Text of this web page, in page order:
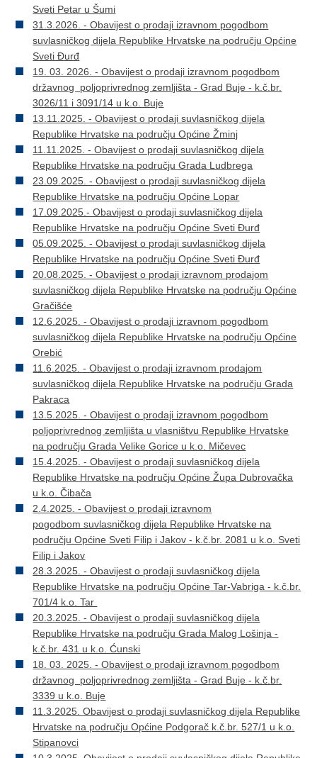
Sveti Petar u Šumi
31.3.2026. - Obavijest o prodaji izravnom pogodbom
suvlasničkog dijela Republike Hrvatske na području Općine
Sveti Đurđ
19. 03. 2026. - Obavijest o prodaji izravnom pogodbom
državnog poljoprivrednog zemljišta - Grad Buje - k.č.br.
3026/11 i 3091/14 u k.o. Buje
13.11.2025. - Obavijest o prodaji suvlasničkog dijela
Republike Hrvatske na području Općine Žminj
11.11.2025. - Obavijest o prodaji suvlasničkog dijela
Republike Hrvatske na području Grada Ludbrega
23.09.2025. - Obavijest o prodaji suvlasničkog dijela
Republike Hrvatske na području Općine Lopar
17.09.2025.- Obavijest o prodaji suvlasničkog dijela
Republike Hrvatske na području Općine Sveti Đurđ
05.09.2025. - Obavijest o prodaji suvlasničkog dijela
Republike Hrvatske na području Općine Sveti Đurđ
20.08.2025. - Obavijest o prodaji izravnom prodajom
suvlasničkog dijela Republike Hrvatske na području Općine
Gračišće
12.6.2025. - Obavijest o prodaji izravnom pogodbom
suvlasničkog dijela Republike Hrvatske na području Općine
Orebić
11.6.2025. - Obavijest o prodaji izravnom prodajom
suvlasničkog dijela Republike Hrvatske na području Grada
Pakraca
13.5.2025. - Obavijest o prodaji izravnom pogodbom
poljoprivrednog zemljišta u vlasništvu Republike Hrvatske
na području Grada Velike Gorice u k.o. Mičevec
15.4.2025. - Obavijest o prodaji suvlasničkog dijela
Republike Hrvatske na području Općine Župa Dubrovačka
u k.o. Čibača
2.4.2025. - Obavijest o prodaji izravnom
pogodbom suvlasničkog dijela Republike Hrvatske na
području Općine Sveti Filip i Jakov - k.č.br. 2081 u k.o. Sveti
Filip i Jakov
28.3.2025. - Obavijest o prodaji suvlasničkog dijela
Republike Hrvatske na području Općine Tar-Vabriga - k.č.br.
701/4 k.o. Tar
20.3.2025. - Obavijest o prodaji suvlasničkog dijela
Republike Hrvatske na području Grada Malog Lošinja -
k.č.br. 431 u k.o. Ćunski
18. 03. 2025. - Obavijest o prodaji izravnom pogodbom
državnog poljoprivrednog zemljišta - Grad Buje - k.č.br.
3339 u k.o. Buje
11.3.2025.Obavijest o prodaji suvlasničkog dijela Republike
Hrvatske na području Općine Podgorač k.č.br. 527/1 u k.o.
Stipanovci